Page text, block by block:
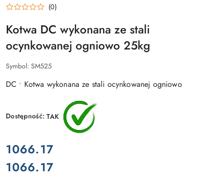
(0)
Kotwa DC wykonana ze stali
ocynkowanej ogniowo 25kg
Symbol: SM525
DC • Kotwa wykonana ze stali ocynkowanej ogniowo
Dostępność:TAK
cena:
1066.17
Cena:
1066.17